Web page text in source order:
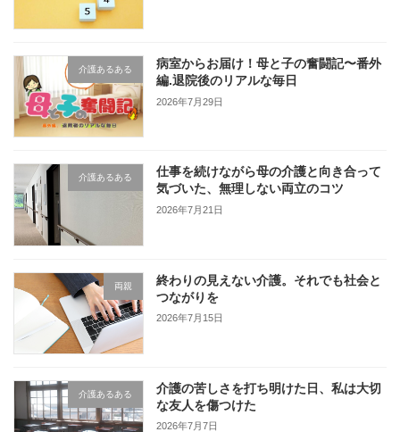
介護あるある
病室からお届け！母と子の奮闘記〜番外
編.退院後のリアルな毎日
2026年7月29日
介護あるある
仕事を続けながら母の介護と向き合って
気づいた、無理しない両立のコツ
2026年7月21日
両親
終わりの見えない介護。それでも社会と
つながりを
2026年7月15日
介護あるある
介護の苦しさを打ち明けた日、私は大切
な友人を傷つけた
2026年7月7日